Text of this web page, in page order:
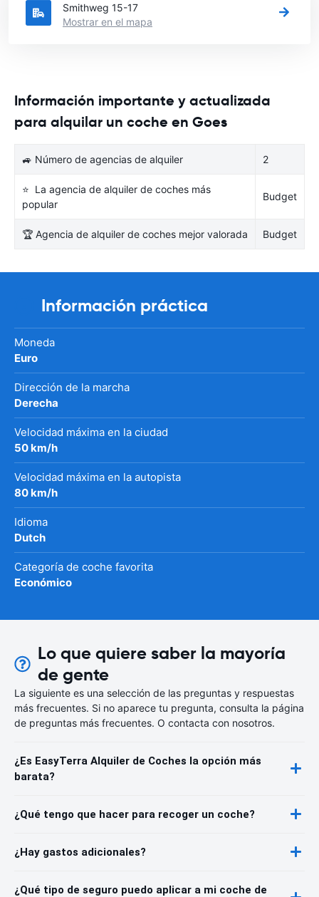
Smithweg 15-17
Mostrar en el mapa
Información importante y actualizada
para alquilar un coche en Goes
🚙 Número de agencias de alquiler 2
⭐ La agencia de alquiler de coches más
popular
Budget
🏆 Agencia de alquiler de coches mejor valorada Budget
Información práctica
Moneda
Euro
Dirección de la marcha
Derecha
Velocidad máxima en la ciudad
50 km/h
Velocidad máxima en la autopista
80 km/h
Idioma
Dutch
Categoría de coche favorita
Económico
Lo que quiere saber la mayoría
de gente
La siguiente es una selección de las preguntas y respuestas
más frecuentes. Si no aparece tu pregunta, consulta la página
de preguntas más frecuentes. O contacta con nosotros.
¿Es EasyTerra Alquiler de Coches la opción más
barata?
¿Qué tengo que hacer para recoger un coche?
¿Hay gastos adicionales?
¿Qué tipo de seguro puedo aplicar a mi coche de